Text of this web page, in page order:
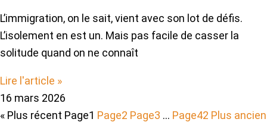
L’immigration, on le sait, vient avec son lot de défis.
L’isolement en est un. Mais pas facile de casser la
solitude quand on ne connaît
Lire l'article »
16 mars 2026
« Plus récent Page1 Page2 Page3 … Page42 Plus ancien